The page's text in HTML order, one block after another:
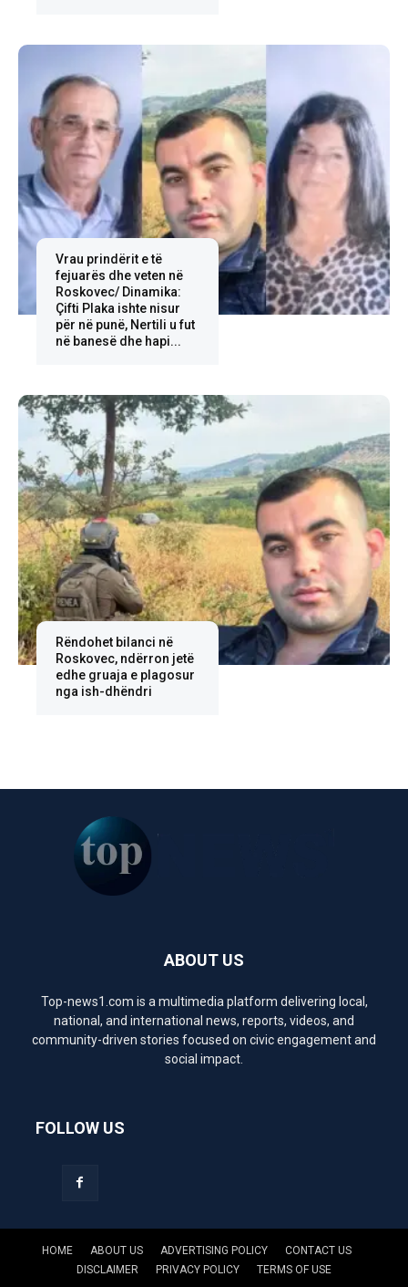
Vrau prindërit e të
fejuarës dhe veten në
Roskovec/ Dinamika:
Çifti Plaka ishte nisur
për në punë, Nertili u fut
në banesë dhe hapi...
Rëndohet bilanci në
Roskovec, ndërron jetë
edhe gruaja e plagosur
nga ish-dhëndri
ABOUT US
Top-news1.com is a multimedia platform delivering local,
national, and international news, reports, videos, and
community-driven stories focused on civic engagement and
social impact.
FOLLOW US
HOME ABOUT US ADVERTISING POLICY
CONTACT US
DISCLAIMER
PRIVACY POLICY TERMS OF USE